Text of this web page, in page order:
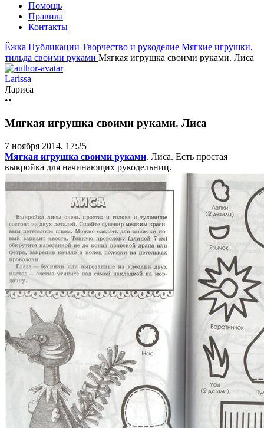
Помощь
Правила
Контакты
Ёжка Публикации Творчество и рукоделие Мягкие игрушки,
тильда своими руками Мягкая игрушка своими руками. Лиса
Larissa
Лариса
••
Мягкая игрушка своими руками. Лиса
7 ноября 2014, 17:25
Мягкая игрушка своими руками. Лиса. Есть простая
выкройка для начинающих рукодельниц.